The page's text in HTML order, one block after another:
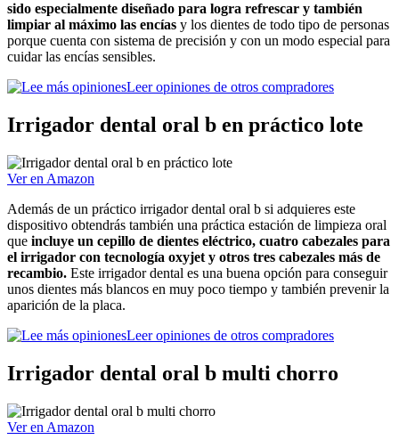
sido especialmente diseñado para logra refrescar y también
limpiar al máximo las encías y los dientes de todo tipo de personas
porque cuenta con sistema de precisión y con un modo especial para
cuidar las encías sensibles.
Leer opiniones de otros compradores
Irrigador dental oral b en práctico lote
Ver en Amazon
Además de un práctico irrigador dental oral b si adquieres este
dispositivo obtendrás también una práctica estación de limpieza oral
que incluye un cepillo de dientes eléctrico, cuatro cabezales para
el irrigador con tecnología oxyjet y otros tres cabezales más de
recambio. Este irrigador dental es una buena opción para conseguir
unos dientes más blancos en muy poco tiempo y también prevenir la
aparición de la placa.
Leer opiniones de otros compradores
Irrigador dental oral b multi chorro
Ver en Amazon